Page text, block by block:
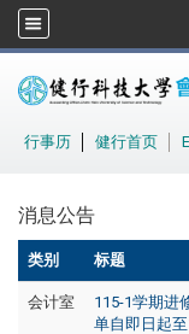
行事历 健行首页
消息公告
类别 标题
会计室
115-1学期进
单自即日起